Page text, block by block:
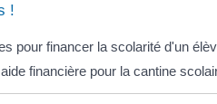
!
pour financer la scolarité d'un
financière pour la cantine